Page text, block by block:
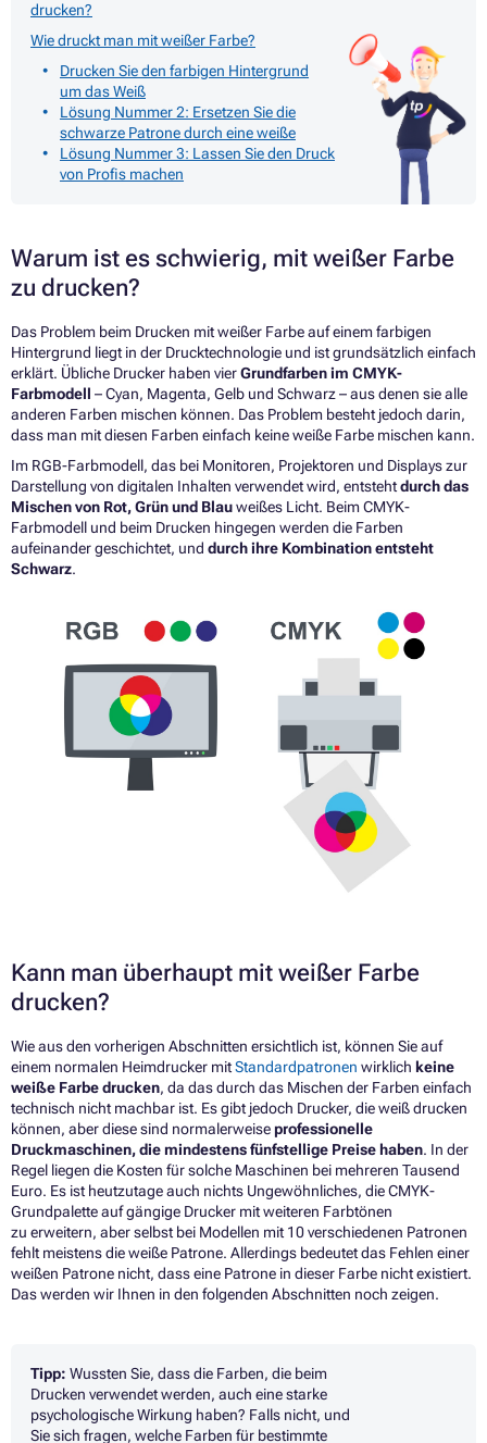
drucken?
Wie druckt man mit weißer Farbe?
Drucken Sie den farbigen Hintergrund
um das Weiß
Lösung Nummer 2: Ersetzen Sie die
schwarze Patrone durch eine weiße
Lösung Nummer 3: Lassen Sie den Druck
von Profis machen
Warum ist es schwierig, mit weißer Farbe
zu drucken?
Das Problem beim Drucken mit weißer Farbe auf einem farbigen
Hintergrund liegt in der Drucktechnologie und ist grundsätzlich einfach
erklärt. Übliche Drucker haben vierGrundfarben im CMYK-
Farbmodell – Cyan, Magenta, Gelb und Schwarz – aus denen sie alle
anderen Farben mischen können. Das Problem besteht jedoch darin,
dass man mit diesen Farben einfach keine weiße Farbe mischen kann.
Im RGB-Farbmodell, das bei Monitoren, Projektoren und Displays zur
Darstellung von digitalen Inhalten verwendet wird, entstehtdurch das
Mischen von Rot, Grün und Blauweißes Licht. Beim CMYK-
Farbmodell und beim Drucken hingegen werden die Farben
aufeinander geschichtet, und durch ihre Kombination entsteht
Schwarz.
Kann man überhaupt mit weißer Farbe
drucken?
Wie aus den vorherigen Abschnitten ersichtlich ist, können Sie auf
einem normalen Heimdrucker mitStandardpatronen wirklich keine
weiße Farbe drucken, da das durch das Mischen der Farben einfach
technisch nicht machbar ist. Es gibt jedoch Drucker, die weiß drucken
können, aber diese sind normalerweiseprofessionelle
Druckmaschinen, die mindestens fünfstellige Preise haben. In der
Regel liegen die Kosten für solche Maschinen bei mehreren Tausend
Euro. Es ist heutzutage auch nichts Ungewöhnliches, die CMYK-
Grundpalette auf gängige Drucker mit weiteren Farbtönen
zu erweitern, aber selbst bei Modellen mit 10 verschiedenen Patronen
fehlt meistens die weiße Patrone. Allerdings bedeutet das Fehlen einer
weißen Patrone nicht, dass eine Patrone in dieser Farbe nicht existiert.
Das werden wir Ihnen in den folgenden Abschnitten noch zeigen.
Tipp: Wussten Sie, dass die Farben, die beim
Drucken verwendet werden, auch eine starke
psychologische Wirkung haben? Falls nicht, und
Sie sich fragen, welche Farben für bestimmte